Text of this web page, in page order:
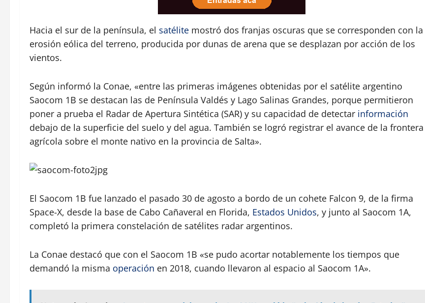
Hacia el sur de la península, el satélite mostró dos franjas oscuras que se corresponden con la
erosión eólica del terreno, producida por dunas de arena que se desplazan por acción de los
vientos.
Según informó la Conae, «entre las primeras imágenes obtenidas por el satélite argentino
Saocom 1B se destacan las de Península Valdés y Lago Salinas Grandes, porque permitieron
poner a prueba el Radar de Apertura Sintética (SAR) y su capacidad de detectar información
debajo de la superficie del suelo y del agua. También se logró registrar el avance de la frontera
agrícola sobre el monte nativo en la provincia de Salta».
El Saocom 1B fue lanzado el pasado 30 de agosto a bordo de un cohete Falcon 9, de la firma
Space-X, desde la base de Cabo Cañaveral en Florida, Estados Unidos, y junto al Saocom 1A,
completó la primera constelación de satélites radar argentinos.
La Conae destacó que con el Saocom 1B «se pudo acortar notablemente los tiempos que
demandó la misma operación en 2018, cuando llevaron al espacio al Saocom 1A».